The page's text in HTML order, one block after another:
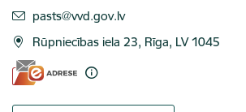
E-pasts:
pasts@vvd.gov.lv
Rūpniecības iela 23, Rīga, LV 1045